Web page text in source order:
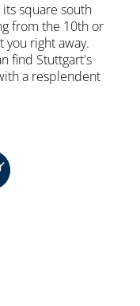
square south
from the 10th or
right away.
find Stuttgart's
a resplendent